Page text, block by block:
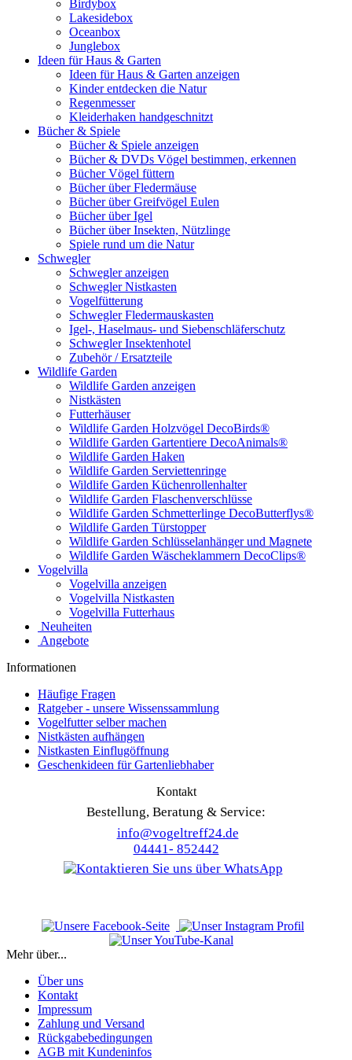
Birdybox
Lakesidebox
Oceanbox
Junglebox
Ideen für Haus & Garten
Ideen für Haus & Garten anzeigen
Kinder entdecken die Natur
Regenmesser
Kleiderhaken handgeschnitzt
Bücher & Spiele
Bücher & Spiele anzeigen
Bücher & DVDs Vögel bestimmen, erkennen
Bücher Vögel füttern
Bücher über Fledermäuse
Bücher über Greifvögel Eulen
Bücher über Igel
Bücher über Insekten, Nützlinge
Spiele rund um die Natur
Schwegler
Schwegler anzeigen
Schwegler Nistkasten
Vogelfütterung
Schwegler Fledermauskasten
Igel-, Haselmaus- und Siebenschläferschutz
Schwegler Insektenhotel
Zubehör / Ersatzteile
Wildlife Garden
Wildlife Garden anzeigen
Nistkästen
Futterhäuser
Wildlife Garden Holzvögel DecoBirds®
Wildlife Garden Gartentiere DecoAnimals®
Wildlife Garden Haken
Wildlife Garden Serviettenringe
Wildlife Garden Küchenrollenhalter
Wildlife Garden Flaschenverschlüsse
Wildlife Garden Schmetterlinge DecoButterflys®
Wildlife Garden Türstopper
Wildlife Garden Schlüsselanhänger und Magnete
Wildlife Garden Wäscheklammern DecoClips®
Vogelvilla
Vogelvilla anzeigen
Vogelvilla Nistkasten
Vogelvilla Futterhaus
Neuheiten
Angebote
Informationen
Häufige Fragen
Ratgeber - unsere Wissenssammlung
Vogelfutter selber machen
Nistkästen aufhängen
Nistkasten Einflugöffnung
Geschenkideen für Gartenliebhaber
Kontakt
Bestellung, Beratung & Service:
info@vogeltreff24.de
04441- 852442
Mehr über...
Über uns
Kontakt
Impressum
Zahlung und Versand
Rückgabebedingungen
AGB mit Kundeninfos